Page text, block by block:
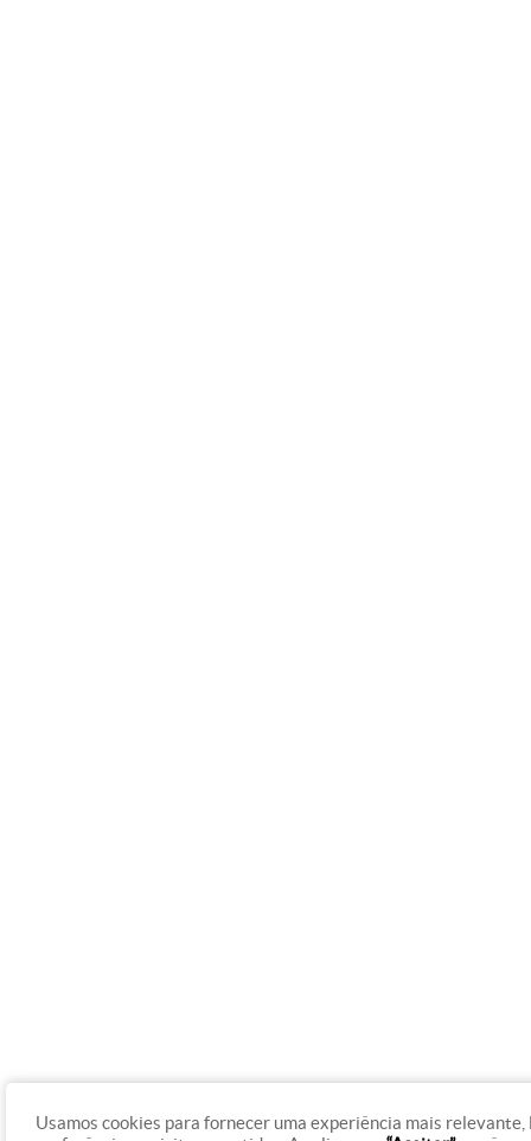
Usamos cookies para fornecer uma experiência mais relevante,